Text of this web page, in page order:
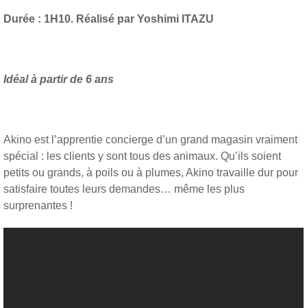
Durée : 1H10. Réalisé par Yoshimi ITAZU
Idéal à partir de 6 ans
Akino est l’apprentie concierge d’un grand magasin vraiment
spécial : les clients y sont tous des animaux. Qu’ils soient
petits ou grands, à poils ou à plumes, Akino travaille dur pour
satisfaire toutes leurs demandes… même les plus
surprenantes !